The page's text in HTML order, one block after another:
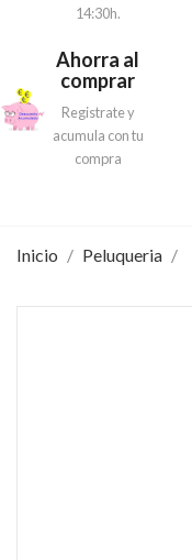
14:30h.
Ahorra al
comprar
Registrate y
acumula con tu
compra
Inicio Peluqueria